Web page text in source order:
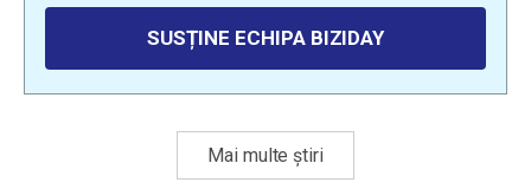
SUSȚINE ECHIPA BIZIDAY
Mai multe știri